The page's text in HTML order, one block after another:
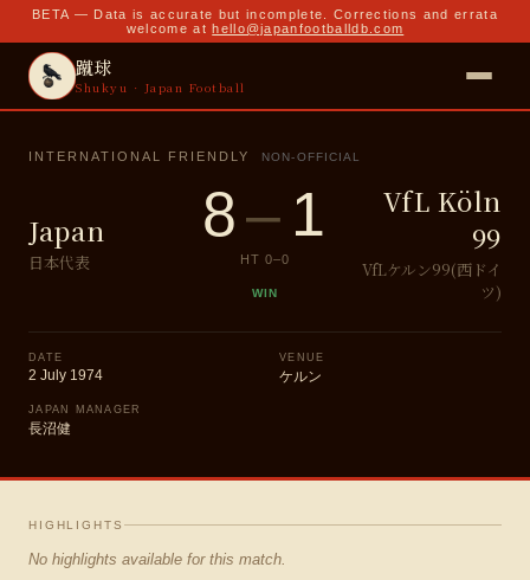
BETA — Data is accurate but incomplete. Corrections and errata
welcome at hello@japanfootballdb.com
蹴球
Shukyu · Japan Football
INTERNATIONAL FRIENDLY NON-OFFICIAL
Japan
日本代表
8– 1
HT 0–0
WIN
VfL Köln
99
VfLケルン99(西ドイ
ツ)
DATE
2 July 1974
VENUE
ケルン
JAPAN MANAGER
長沼健
HIGHLIGHTS
No highlights available for this match.